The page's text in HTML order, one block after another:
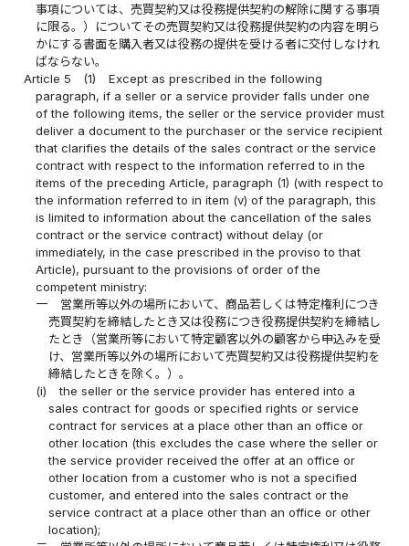
事項については、売買契約又は役務提供契約の解除に関する事項
に限る。）についてその売買契約又は役務提供契約の内容を明ら
かにする書面を購入者又は役務の提供を受ける者に交付しなけれ
ばならない。
Article 5
(1)
Except as prescribed in the following
paragraph, if a seller or a service provider falls under one
of the following items, the seller or the service provider must
deliver a document to the purchaser or the service recipient
that clarifies the details of the sales contract or the service
contract with respect to the information referred to in the
items of the preceding Article, paragraph (1) (with respect to
the information referred to in item (v) of the paragraph, this
is limited to information about the cancellation of the sales
contract or the service contract) without delay (or
immediately, in the case prescribed in the proviso to that
Article), pursuant to the provisions of order of the
competent ministry:
一
営業所等以外の場所において、商品若しくは特定権利につき
売買契約を締結したとき又は役務につき役務提供契約を締結し
たとき（営業所等において特定顧客以外の顧客から申込みを受
け、営業所等以外の場所において売買契約又は役務提供契約を
締結したときを除く。）。
(i)
the seller or the service provider has entered into a
sales contract for goods or specified rights or service
contract for services at a place other than an office or
other location (this excludes the case where the seller or
the service provider received the offer at an office or
other location from a customer who is not a specified
customer, and entered into the sales contract or the
service contract at a place other than an office or other
location);